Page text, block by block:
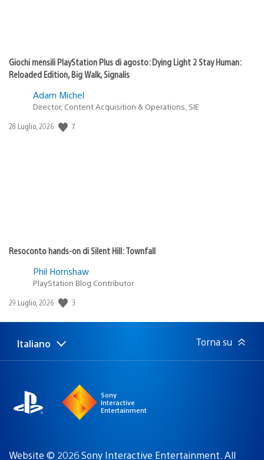
Giochi mensili PlayStation Plus di agosto: Dying Light 2 Stay Human:
Reloaded Edition, Big Walk, Signalis
Adam Michel
Director, Content Acquisition & Operations, SIE
Data
28 Luglio, 2026 7
Resoconto hands-on di Silent Hill: Townfall
Phil Hornshaw
PlayStation Blog Contributor
Data
pubblicazione:
29 Luglio, 2026 3
Seleziona
una
Regione
attuale:
Italiano Torna su
Sony
Interactive
Entertainment
Website © 2026 Sony Interactive Entertainment. All